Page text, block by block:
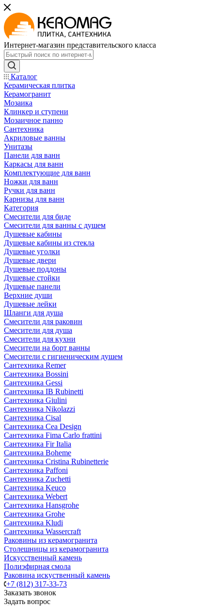
Интернет-магазин представительского класса
Каталог
Керамическая плитка
Керамогранит
Мозаика
Клинкер и ступени
Мозаичное панно
Сантехника
Акриловые ванны
Унитазы
Панели для ванн
Каркасы для ванн
Комплектующие для ванн
Ножки для ванн
Ручки для ванн
Карнизы для ванн
Категория
Смесители для биде
Смесители для ванны с душем
Душевые кабины
Душевые кабины из стекла
Душевые уголки
Душевые двери
Душевые поддоны
Душевые стойки
Душевые панели
Верхние души
Душевые лейки
Шланги для душа
Смесители для раковин
Смесители для душа
Смесители для кухни
Смесители на борт ванны
Смесители с гигиеническим душем
Сантехника Remer
Сантехника Bossini
Сантехника Gessi
Сантехника IB Rubinetti
Сантехника Giulini
Сантехника Nikolazzi
Сантехника Cisal
Сантехника Cea Design
Сантехника Fima Carlo frattini
Сантехника Fir Italia
Сантехника Boheme
Сантехника Cristina Rubinetterie
Сантехника Paffoni
Сантехника Zuchetti
Сантехника Keuco
Сантехника Webert
Сантехника Hansgrohe
Сантехника Grohe
Сантехника Kludi
Сантехника Wassercraft
Раковины из керамогранита
Столешницы из керамогранита
Искусственный камень
Полиэфирная смола
Раковина искуственный камень
+7 (812) 317-33-73
Заказать звонок
Задать вопрос